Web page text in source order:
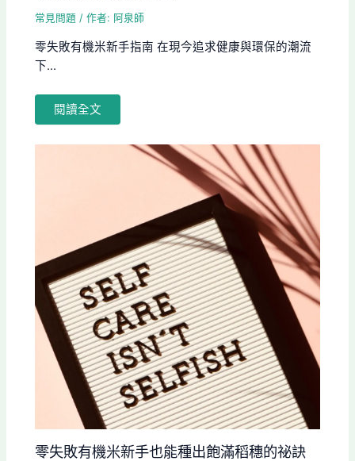
常見問題 / 作者: 阿泉師
零失敗有機米新手指南 在現今追求健康與環保的潮流
下...
閱讀全文
零失敗有機米新手也能種出飽滿稻穗的祕訣